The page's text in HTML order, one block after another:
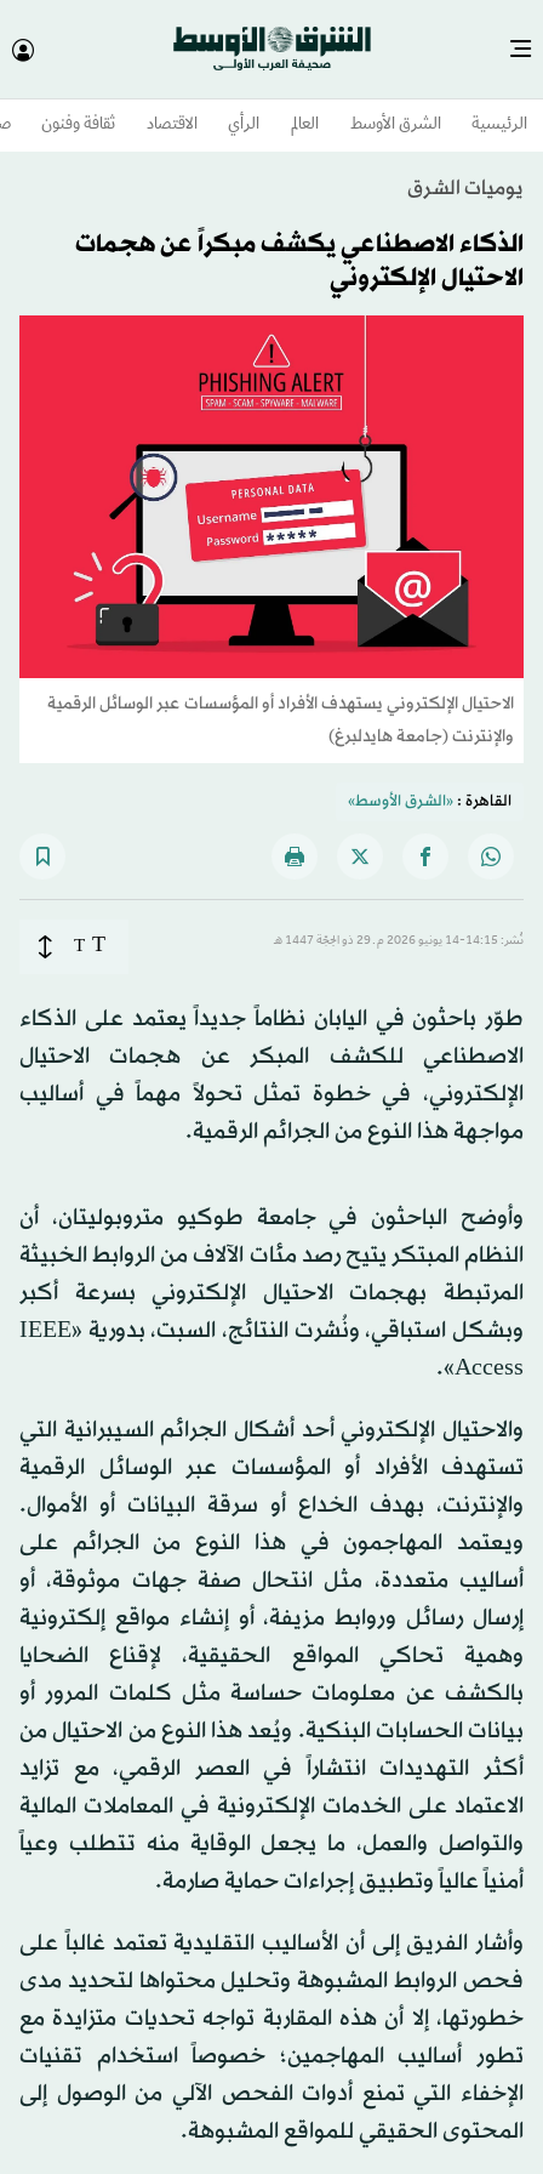
الرئيسية الشرق الأوسط​ العالم الرأي الاقتصاد ثقافة وفنون
يوميات الشرق
الذكاء الاصطناعي يكشف مبكراً عن هجمات
الاحتيال الإلكتروني
الاحتيال الإلكتروني يستهدف الأفراد أو المؤسسات عبر الوسائل الرقمية
والإنترنت (جامعة هايدلبرغ)
القاهرة :«الشرق الأوسط»
نُشر: 14:15-14 يونيو 2026 م ـ 29 ذو الحِجّة 1447 هـ T
T
طوّر باحثون في اليابان نظاماً جديداً يعتمد على الذكاء
الاصطناعي للكشف المبكر عن هجمات الاحتيال
الإلكتروني، في خطوة تمثل تحولاً مهماً في أساليب
مواجهة هذا النوع من الجرائم الرقمية.
وأوضح الباحثون في جامعة طوكيو متروبوليتان، أن
النظام المبتكر يتيح رصد مئات الآلاف من الروابط الخبيثة
المرتبطة بهجمات الاحتيال الإلكتروني بسرعة أكبر
وبشكل استباقي، ونُشرت النتائج، السبت، بدورية «IEEE
Access».
والاحتيال الإلكتروني أحد أشكال الجرائم السيبرانية التي
تستهدف الأفراد أو المؤسسات عبر الوسائل الرقمية
والإنترنت، بهدف الخداع أو سرقة البيانات أو الأموال.
ويعتمد المهاجمون في هذا النوع من الجرائم على
أساليب متعددة، مثل انتحال صفة جهات موثوقة، أو
إرسال رسائل وروابط مزيفة، أو إنشاء مواقع إلكترونية
وهمية تحاكي المواقع الحقيقية، لإقناع الضحايا
بالكشف عن معلومات حساسة مثل كلمات المرور أو
بيانات الحسابات البنكية. ويُعد هذا النوع من الاحتيال من
أكثر التهديدات انتشاراً في العصر الرقمي، مع تزايد
الاعتماد على الخدمات الإلكترونية في المعاملات المالية
والتواصل والعمل، ما يجعل الوقاية منه تتطلب وعياً
أمنياً عالياً وتطبيق إجراءات حماية صارمة.
وأشار الفريق إلى أن الأساليب التقليدية تعتمد غالباً على
فحص الروابط المشبوهة وتحليل محتواها لتحديد مدى
خطورتها، إلا أن هذه المقاربة تواجه تحديات متزايدة مع
تطور أساليب المهاجمين؛ خصوصاً استخدام تقنيات
الإخفاء التي تمنع أدوات الفحص الآلي من الوصول إلى
المحتوى الحقيقي للمواقع المشبوهة.